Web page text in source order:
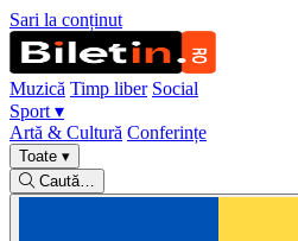
Sari la conținut
Muzică Timp liber Social
Sport ▾
Artă & Cultură Conferințe
Toate ▾
Caută…